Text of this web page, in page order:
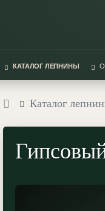
КАТАЛОГ ЛЕПНИНЫ
Каталог